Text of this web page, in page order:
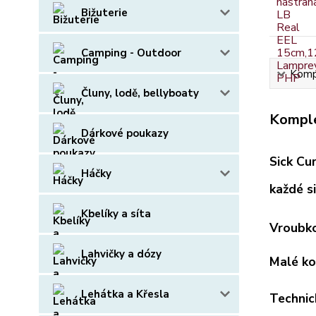
Bižuterie
Camping - Outdoor
Čluny, lodě, bellyboaty
Dárkové poukazy
Háčky
Kbelíky a síta
Lahvičky a dózy
Lehátka a Křesla
Sick
každé
Malé